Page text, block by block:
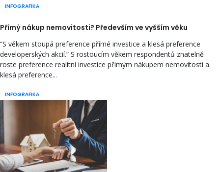
INFOGRAFIKA
Přímý nákup nemovitosti? Především ve vyšším věku
INFOGRAFIKA
“S věkem stoupá preference přímé investice a klesá preference
developerských akcií.” S rostoucím věkem respondentů znatelně
roste preference realitní investice přímým nákupem nemovitosti a
klesá preference...